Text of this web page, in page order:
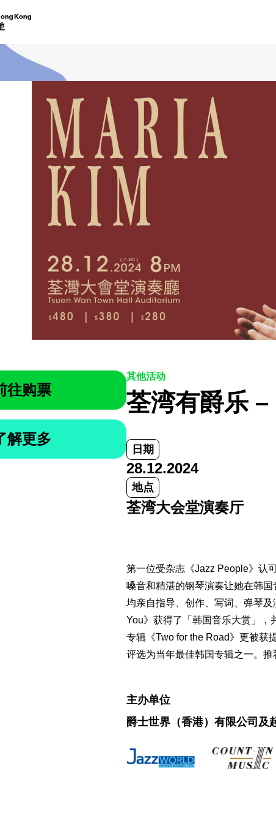
往购票
解更多
其他活动
荃湾有爵乐
日期
28.12.2024
地点
荃湾大会堂演奏厅
第一位受杂志《Jazz People》认
嗓音和精湛的钢琴演奏让她在韩
均亲自指导、创作、写词、弹琴
You》获得了「韩国音乐大赏」，
专辑《Two for the Road》更被获
评选为当年最佳韩国专辑之一。推
主办单位
爵士世界（香港）有限公司及